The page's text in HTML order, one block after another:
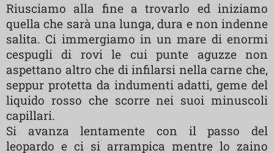
Riusciamo alla fine a trovarlo ed iniziamo
quella che sarà una lunga, dura e non indenne
salita. Ci immergiamo in un mare di enormi
cespugli di rovi le cui punte aguzze non
aspettano altro che di infilarsi nella carne che,
seppur protetta da indumenti adatti, geme del
liquido rosso che scorre nei suoi minuscoli
capillari.
Si avanza lentamente con il passo del
leopardo e ci si arrampica mentre lo zaino